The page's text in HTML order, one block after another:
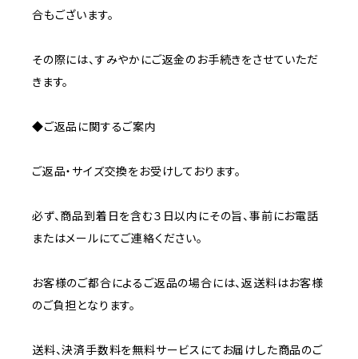
合もございます。
その際には、すみやかにご返金のお手続きをさせていただ
きます。
◆ご返品に関するご案内
ご返品・サイズ交換をお受けしております。
必ず、商品到着日を含む３日以内にその旨、事前にお電話
またはメールにてご連絡ください。
お客様のご都合によるご返品の場合には、返送料はお客様
のご負担となります。
送料、決済手数料を無料サービスにてお届けした商品のご